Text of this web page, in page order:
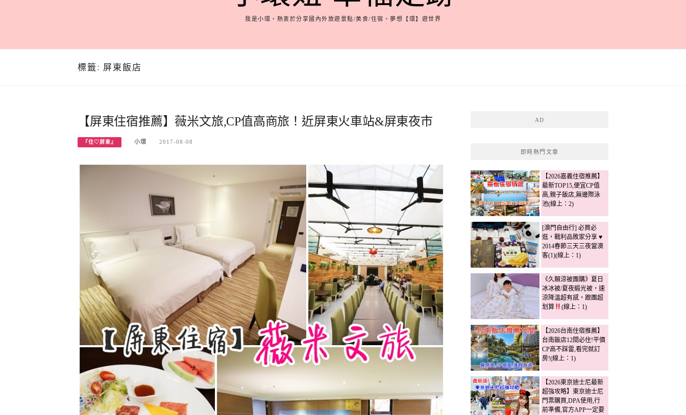
我是小環，熱衷於分享國內外旅遊景點/美食/住宿，夢想【環】遊世界
標籤: 屏東飯店
【屏東住宿推薦】薇米文旅,CP值高商旅！近屏東火車站&屏東夜市
『住♡屏東』 小環 2017-08-08
AD
即時熱門文章
【2026嘉義住宿推薦】
最新TOP15,便宜CP值
高,親子飯店,無邊際泳
池(線上：2)
[澳門自由行] 必買必
逛，戰利品敗家分享 ♥
2014春節三天三夜當澳
客(1)(線上：1)
《久賴涼被團購》夏日
冰冰被/夏夜緞光被，速
涼降溫超有感，跟團超
划算
(線上：1)
【2026台南住宿推薦】
台南飯店12間必住!平價
CP高不踩雷,看完就訂
房!(線上：1)
【2026東京迪士尼最新
超強攻略】東京迪士尼
門票購買,DPA使用,行
前準備,官方APP一定要